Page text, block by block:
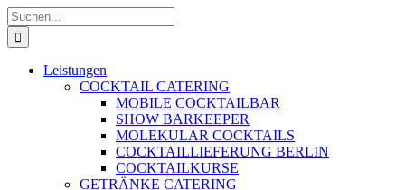
Zum
Inhalt
springen
Suche
nach:
Leistungen
COCKTAIL CATERING
MOBILE COCKTAILBAR
SHOW BARKEEPER
MOLEKULAR COCKTAILS
COCKTAILLIEFERUNG BERLIN
COCKTAILKURSE
GETRÄNKE CATERING